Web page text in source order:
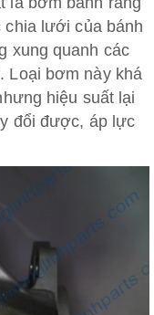
chia lưới của bánh
xung quanh các
Loại bơm này khá
hiệu suất lại
đổi được, áp lực